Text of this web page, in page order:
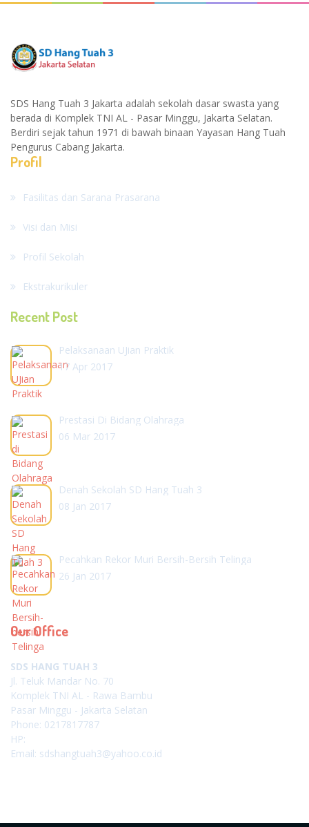
SDS Hang Tuah 3 Jakarta adalah sekolah dasar swasta yang
berada di Komplek TNI AL - Pasar Minggu, Jakarta Selatan.
Berdiri sejak tahun 1971 di bawah binaan Yayasan Hang Tuah
Pengurus Cabang Jakarta.
Profil
Fasilitas dan Sarana Prasarana
Visi dan Misi
Profil Sekolah
Ekstrakurikuler
Recent Post
Pelaksanaan UJian Praktik
17 Apr 2017
Prestasi Di Bidang Olahraga
06 Mar 2017
Denah Sekolah SD Hang Tuah 3
08 Jan 2017
Pecahkan Rekor Muri Bersih-Bersih Telinga
26 Jan 2017
Our Office
SDS HANG TUAH 3
Jl. Teluk Mandar No. 70
Komplek TNI AL - Rawa Bambu
Pasar Minggu - Jakarta Selatan
Phone: 0217817787
HP:
Email: sdshangtuah3@yahoo.co.id